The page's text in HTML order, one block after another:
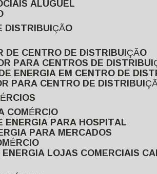
DISTRIBUIÇÃO
DE CENTRO DE DISTRIBUIÇÃO
PARA CENTROS DE
ENERGIA EM CENTRO DE
PARA CENTRO DE
COMÉRCIO
ENERGIA PARA HOSPITAL
PARA MERCADOS
ENERGIA LOJAS COMERCIAIS